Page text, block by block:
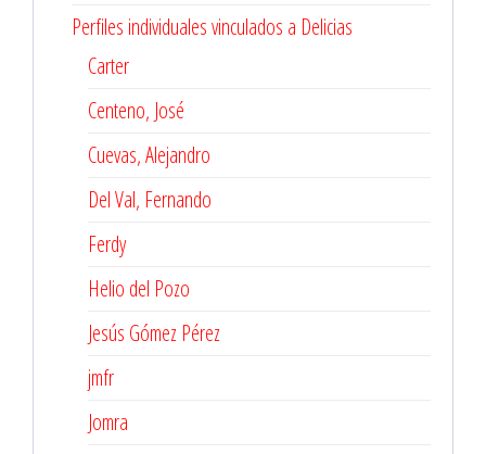
Perfiles individuales vinculados a Delicias
Carter
Centeno, José
Cuevas, Alejandro
Del Val, Fernando
Ferdy
Helio del Pozo
Jesús Gómez Pérez
jmfr
Jomra